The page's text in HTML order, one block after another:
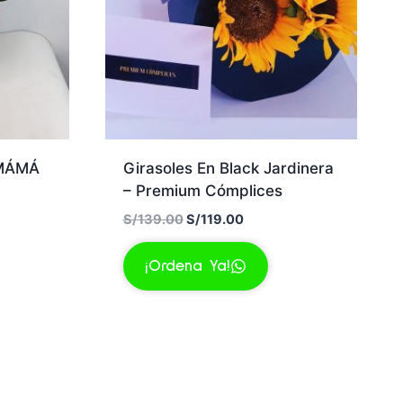
Girasoles En Black Jardinera
– Premium Cómplices
S/139.00El
precio
original
S/119.00El
precio
actual
es:
¡Ordena Ya!